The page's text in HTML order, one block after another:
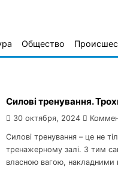
Общество
Силові тренування.
30 октября, 2024
Силові тренування – це не
тренажерному залі. З тим
власною вагою, накладними